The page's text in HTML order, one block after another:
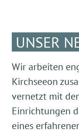
UNSER
Wir arbeiten
Kirchseeon
vernetzt mit
Einrichtungen
eines